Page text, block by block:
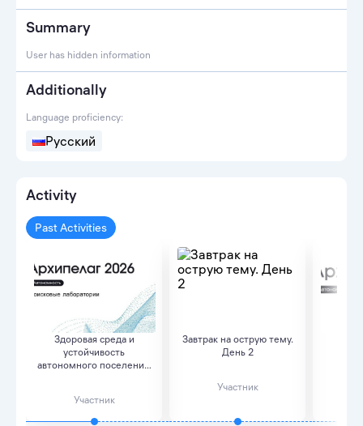
Summary
User has hidden information
Additionally
Language proficiency:
Русский
Activity
Past Activities
Здоровая среда и
устойчивость
автономного поселения.
Участник
Завтрак на острую тему.
День 2
Участник